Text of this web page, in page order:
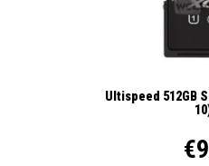
Ultispeed 512GB